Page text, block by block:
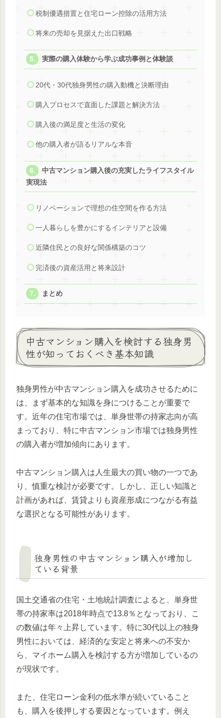
税制優遇措置と住宅ローン控除の活用方法
将来の売却を見据えた出口戦略
実際の購入体験から学ぶ成功事例と体験談
20代・30代独身男性の購入動機と決断理由
購入プロセスで直面した課題と解決方法
購入後の満足度と生活の変化
他の購入者が語るリアルな本音
中古マンション購入後の充実したライフスタイル
実現法
リノベーションで理想の住空間を作る方法
一人暮らしを豊かにするインテリアと設備
近隣住民との良好な関係構築のコツ
完済後の資産活用と将来設計
まとめ
中古マンション購入を検討する独身男
性が知っておくべき基本知識
独身男性が中古マンション購入を成功させるために
は、まず基本的な知識を身につけることが重要で
す。近年の住宅市場では、単身世帯の持家志向が高
まっており、特に中古マンション市場では独身男性
の購入者が増加傾向にあります。
中古マンション購入は人生最大の買い物の一つであ
り、慎重な検討が必要です。しかし、正しい知識と
計画があれば、賃貸よりも資産形成につながる有益
な選択となる可能性があります。
独身男性の中古マンション購入が増加し
ている背景
国土交通省の住宅・土地統計調査によると、単身世
帯の持家率は2018年時点で13.8％となっており、こ
の数値は年々上昇しています。特に30代以上の独身
男性においては、経済的な安定と将来への不安か
ら、マイホーム購入を検討する方が増加しているの
が現状です。
また、住宅ローン金利の低水準が続いていること
も、購入を後押しする要因となっています。例え